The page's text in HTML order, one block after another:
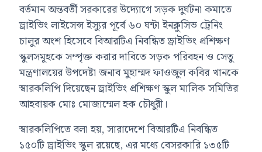
বর্তমান অন্তবর্তী সরকারের উদ্যোগে সড়ক দুর্ঘটনা কমাতে
ড্রাইভিং লাইসেন্স ইস্যুর পূর্বে ৬০ ঘন্টা ইনক্লুসিভ ট্রেনিং
চালুর অংশ হিসেবে বিআরটিএ নিবন্ধিত ড্রাইভিং প্রশিক্ষণ
স্কুলসমূহকে সম্পৃক্ত করার দাবিতে সড়ক পরিবহন ও সেতু
মন্ত্রণালয়ের উপদেষ্টা জনাব মুহাম্মদ ফাওজুল কবির খানকে
স্বারকলিপি দিয়েছেন ড্রাইভিং প্রশিক্ষণ স্কুল মালিক সমিতির
আহবায়ক মোঃ মোজাম্মেল হক চৌধুরী।
স্বারকলিপিতে বলা হয়, সারাদেশে বিআরটিএ নিবন্ধিত
১৫০টি ড্রাইভিং স্কুল রয়েছে, এর মধ্যে বেসরকারি ১৩৫টি